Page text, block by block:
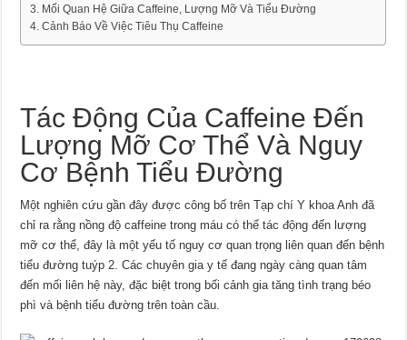
Mối Quan Hệ Giữa Caffeine, Lượng Mỡ Và Tiểu Đường
Cảnh Báo Về Việc Tiêu Thụ Caffeine
Tác Động Của Caffeine Đến
Lượng Mỡ Cơ Thể Và Nguy
Cơ Bệnh Tiểu Đường
Một nghiên cứu gần đây được công bố trên Tạp chí Y khoa Anh đã
chỉ ra rằng nồng độ caffeine trong máu có thể tác động đến lượng
mỡ cơ thể, đây là một yếu tố nguy cơ quan trọng liên quan đến bệnh
tiểu đường tuýp 2. Các chuyên gia y tế đang ngày càng quan tâm
đến mối liên hệ này, đặc biệt trong bối cảnh gia tăng tình trạng béo
phì và bệnh tiểu đường trên toàn cầu.